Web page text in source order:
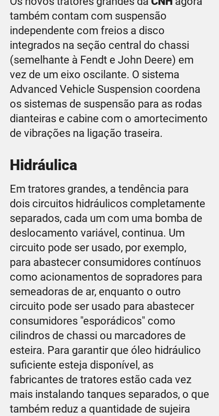
também contam com suspensão
independente com freios a disco
integrados na seção central do chassi
(semelhante à Fendt e John Deere) em
vez de um eixo oscilante. O sistema
Advanced Vehicle Suspension coordena
os sistemas de suspensão para as rodas
dianteiras e cabine com o amortecimento
de vibrações na ligação traseira.
Hidráulica
Em tratores grandes, a tendência para
dois circuitos hidráulicos completamente
separados, cada um com uma bomba de
deslocamento variável, continua. Um
circuito pode ser usado, por exemplo,
para abastecer consumidores contínuos
como acionamentos de sopradores para
semeadoras de ar, enquanto o outro
circuito pode ser usado para abastecer
consumidores "esporádicos" como
cilindros de chassi ou marcadores de
esteira. Para garantir que óleo hidráulico
suficiente esteja disponível, as
fabricantes de tratores estão cada vez
mais instalando tanques separados, o que
também reduz a quantidade de sujeira